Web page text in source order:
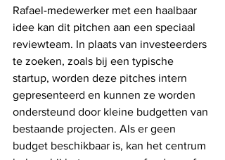
Rafael-medewerker met een haalbaar
idee kan dit pitchen aan een speciaal
reviewteam. In plaats van investeerders
te zoeken, zoals bij een typische
startup, worden deze pitches intern
gepresenteerd en kunnen ze worden
ondersteund door kleine budgetten van
bestaande projecten. Als er geen
budget beschikbaar is, kan het centrum